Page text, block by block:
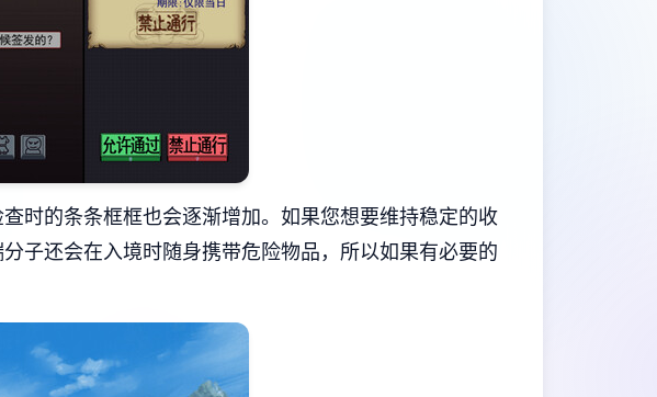
时的条条框框也会逐渐增加。如果您想要维持稳定的收
子还会在入境时随身携带危险物品，所以如果有必要的